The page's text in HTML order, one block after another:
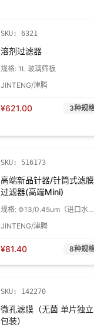
SKU: 6321
溶剂过滤器
规格: 1L 玻璃筛板
JINTENG/津腾
¥621.00 3种规
SKU: 516173
高端新品针器/针筒式滤膜
过滤器(高端Mini)
规格: Ф13/0.45um（进口水
JINTENG/津腾
¥81.40 8种规
SKU: 142270
微孔滤膜（无菌 单片独立
包装）